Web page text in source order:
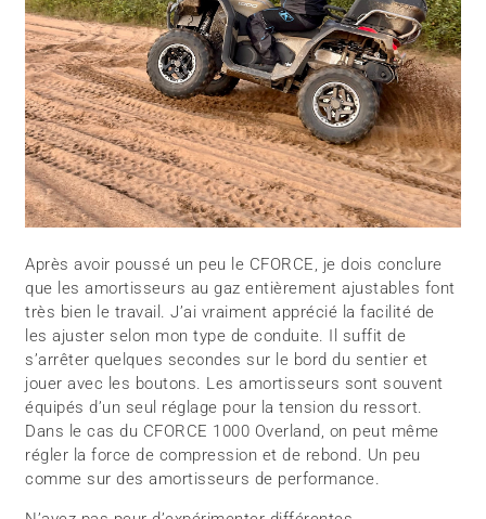
Après avoir poussé un peu le CFORCE, je dois conclure
que les amortisseurs au gaz entièrement ajustables font
très bien le travail. J’ai vraiment apprécié la facilité de
les ajuster selon mon type de conduite. Il suffit de
s’arrêter quelques secondes sur le bord du sentier et
jouer avec les boutons. Les amortisseurs sont souvent
équipés d’un seul réglage pour la tension du ressort.
Dans le cas du CFORCE 1000 Overland, on peut même
régler la force de compression et de rebond. Un peu
comme sur des amortisseurs de performance.